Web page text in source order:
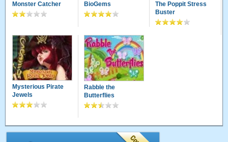
Monster Catcher BioGems
The Poppit Stress
Buster
Mysterious Pirate
Jewels
Rabble the
Butterflies